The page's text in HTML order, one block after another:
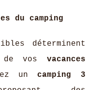
du camping
déterminent
de vos vacances
uncamping 3